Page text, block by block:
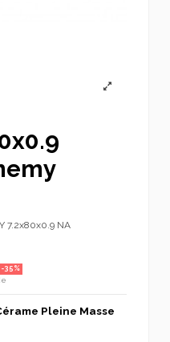
7.2x80x0.9 NA
-35%
Pleine Masse